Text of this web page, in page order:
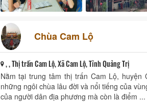
Chùa Cam Lộ
, , Thị trấn Cam Lộ, Xã Cam Lộ, Tỉnh Quảng Trị
Nằm tại trung tâm thị trấn Cam Lộ,
những ngôi chùa lâu đời và nổi tiếng của
của người dân địa phương mà còn là điểm ...